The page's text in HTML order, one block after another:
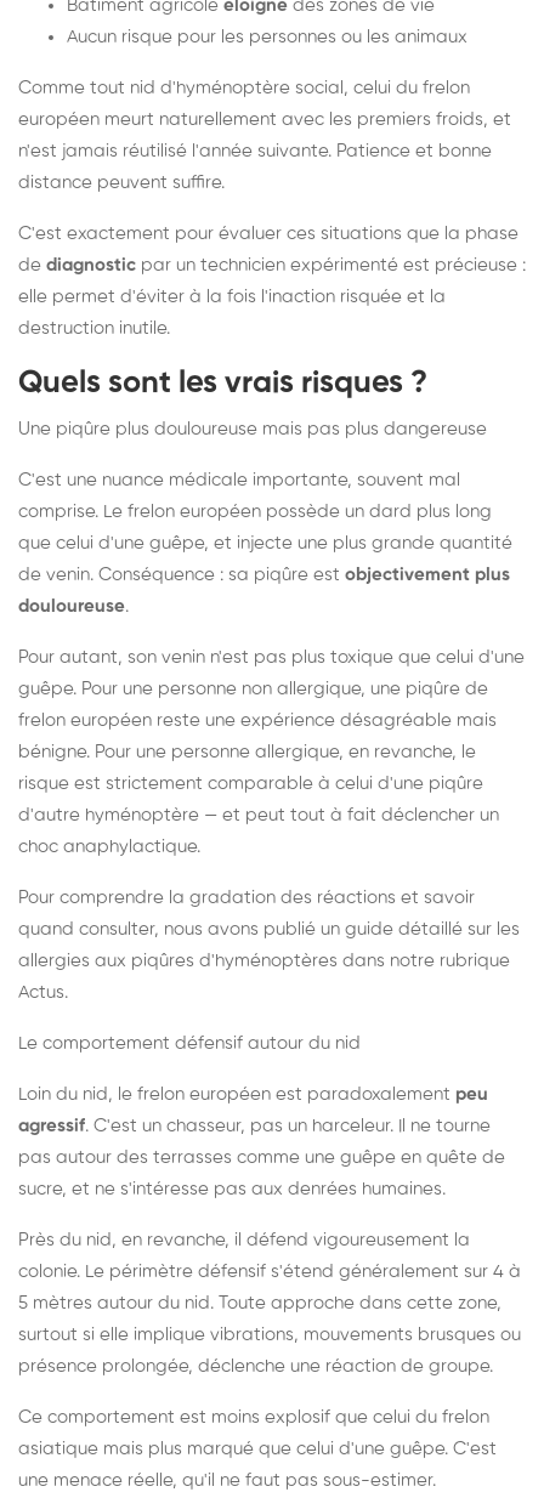
Bâtiment agricole éloigné des zones de vie
Aucun risque pour les personnes ou les animaux
Comme tout nid d'hyménoptère social, celui du frelon
européen meurt naturellement avec les premiers froids, et
n'est jamais réutilisé l'année suivante. Patience et bonne
distance peuvent suffire.
C'est exactement pour évaluer ces situations que la phase
de diagnostic par un technicien expérimenté est précieuse :
elle permet d'éviter à la fois l'inaction risquée et la
destruction inutile.
Quels sont les vrais risques ?
Une piqûre plus douloureuse mais pas plus dangereuse
C'est une nuance médicale importante, souvent mal
comprise. Le frelon européen possède un dard plus long
que celui d'une guêpe, et injecte une plus grande quantité
de venin. Conséquence : sa piqûre est objectivement plus
douloureuse.
Pour autant, son venin n'est pas plus toxique que celui d'une
guêpe. Pour une personne non allergique, une piqûre de
frelon européen reste une expérience désagréable mais
bénigne. Pour une personne allergique, en revanche, le
risque est strictement comparable à celui d'une piqûre
d'autre hyménoptère — et peut tout à fait déclencher un
choc anaphylactique.
Pour comprendre la gradation des réactions et savoir
quand consulter, nous avons publié un guide détaillé sur les
allergies aux piqûres d'hyménoptères dans notre rubrique
Actus.
Le comportement défensif autour du nid
Loin du nid, le frelon européen est paradoxalement peu
agressif. C'est un chasseur, pas un harceleur. Il ne tourne
pas autour des terrasses comme une guêpe en quête de
sucre, et ne s'intéresse pas aux denrées humaines.
Près du nid, en revanche, il défend vigoureusement la
colonie. Le périmètre défensif s'étend généralement sur 4 à
5 mètres autour du nid. Toute approche dans cette zone,
surtout si elle implique vibrations, mouvements brusques ou
présence prolongée, déclenche une réaction de groupe.
Ce comportement est moins explosif que celui du frelon
asiatique mais plus marqué que celui d'une guêpe. C'est
une menace réelle, qu'il ne faut pas sous-estimer.